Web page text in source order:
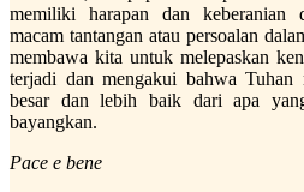
memiliki harapan dan keberanian
macam tantangan atau persoalan
membawa kita untuk melepaskan
terjadi dan mengakui bahwa
besar dan lebih baik dari apa
bayangkan.
Pace e bene